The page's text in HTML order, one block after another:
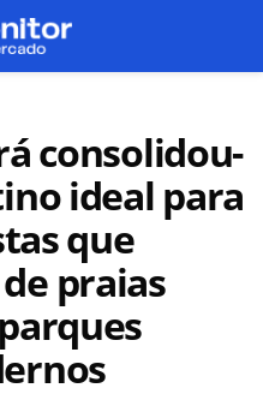
consolidou-
ideal para
que
praias